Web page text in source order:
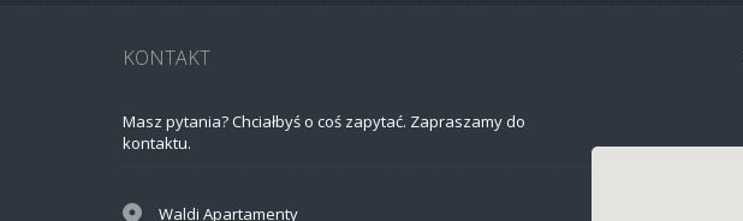
KONTAKT
Masz pytania? Chciałbyś o coś zapytać. Zapraszamy do
kontaktu.
Waldi Apartamenty